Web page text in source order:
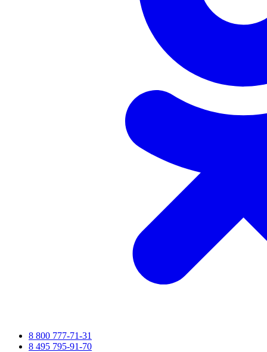
8 800 777-71-31
8 495 795-91-70